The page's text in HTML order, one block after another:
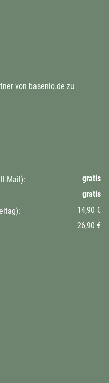
von basenio.de zu
Mail):
gratis
gratis
14,90 €
26,90 €